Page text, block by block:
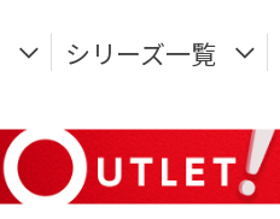
シリーズ一覧